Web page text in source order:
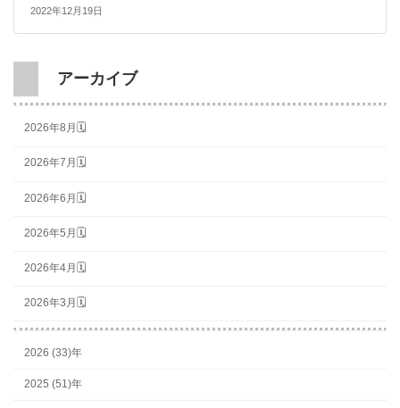
2022年12月19日
アーカイブ
2026年8月🗓
2026年7月🗓
2026年6月🗓
2026年5月🗓
2026年4月🗓
2026年3月🗓
2026 (33)年
2025 (51)年